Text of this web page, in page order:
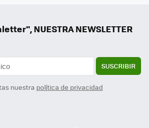
NUESTRA NEWSLETTER
SUSCRIBIR
nuestra política de privacidad